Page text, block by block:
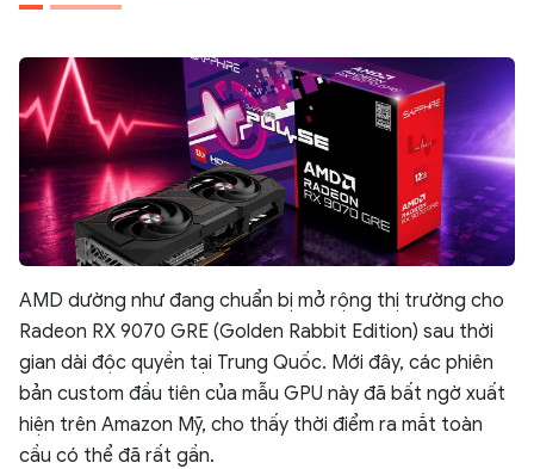
AMD dường như đang chuẩn bị mở rộng thị trường cho
Radeon RX 9070 GRE (Golden Rabbit Edition) sau thời
gian dài độc quyền tại Trung Quốc. Mới đây, các phiên
bản custom đầu tiên của mẫu GPU này đã bất ngờ xuất
hiện trên Amazon Mỹ, cho thấy thời điểm ra mắt toàn
cầu có thể đã rất gần.